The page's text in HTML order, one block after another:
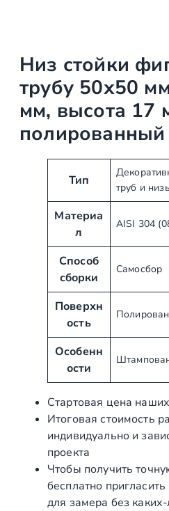
Низ стойки
трубу 50х50
мм, высота 17
р
и
у
ы
З
а
ч
е
н
и
е
Тип
труб и
Материа
л
AISI 304
Способ
сборки
Самосбор
Поверхн
ость
Особенн
ости
Стартовая цена
Итоговая стоимость
индивидуально и
проекта
Чтобы получить
бесплатно
для замера без